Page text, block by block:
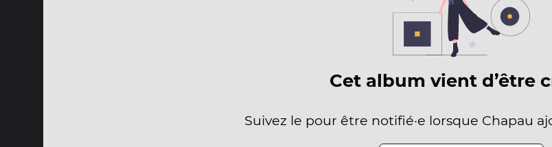
Cet album vient d’être
Suivez le pour être notifié·e lorsque Chapau